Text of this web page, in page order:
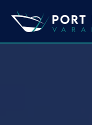
Inhalt
springen